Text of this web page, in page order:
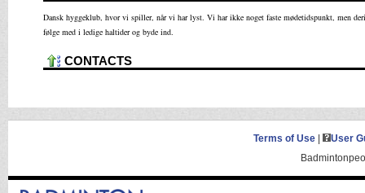
Dansk hyggeklub, hvor vi spiller, når vi har lyst. Vi har ikke noget faste mødetidspunkt, men
følge med i ledige haltider og byde ind.
CONTACTS
Terms of Use|
User